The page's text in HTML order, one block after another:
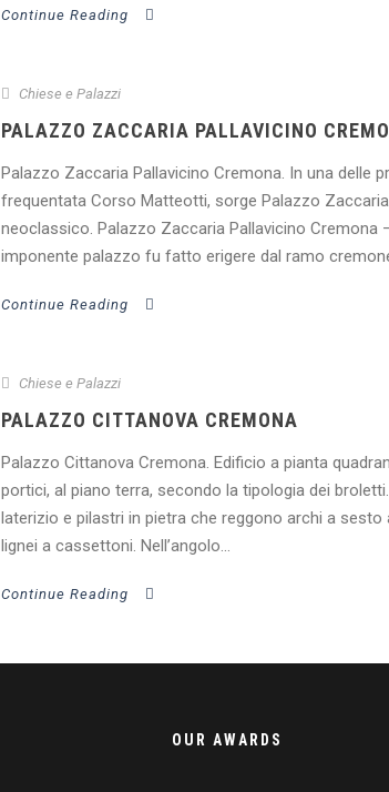
Continue Reading
Chiese e Palazzi
PALAZZO ZACCARIA PALLAVICINO
Palazzo Zaccaria Pallavicino Cremona. In una delle
frequentata Corso Matteotti, sorge Palazzo
neoclassico. Palazzo Zaccaria Pallavicino
imponente palazzo fu fatto erigere dal ramo
Continue Reading
Chiese e Palazzi
PALAZZO CITTANOVA CREMONA
Palazzo Cittanova Cremona. Edificio a pianta
portici, al piano terra, secondo la tipologia dei
laterizio e pilastri in pietra che reggono archi a
lignei a cassettoni. Nell’angolo...
Continue Reading
OUR AWARDS